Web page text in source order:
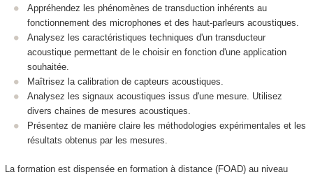
Appréhendez les phénomènes de transduction inhérents au
fonctionnement des microphones et des haut-parleurs acoustiques.
Analysez les caractéristiques techniques d'un transducteur
acoustique permettant de le choisir en fonction d'une application
souhaitée.
Maîtrisez la calibration de capteurs acoustiques.
Analysez les signaux acoustiques issus d'une mesure. Utilisez
divers chaines de mesures acoustiques.
Présentez de manière claire les méthodologies expérimentales et les
résultats obtenus par les mesures.
La formation est dispensée en formation à distance (FOAD) au niveau